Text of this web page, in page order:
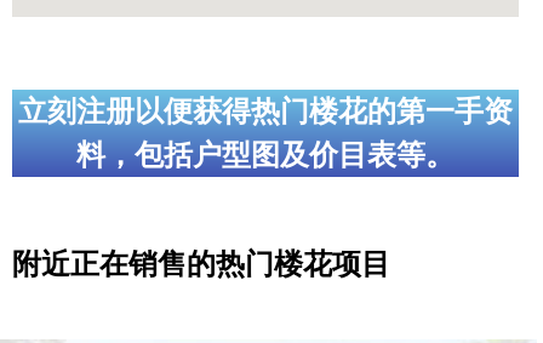
立刻注册以便获得热门楼花的第一手资
料，包括户型图及价目表等。
附近正在销售的热门楼花项目